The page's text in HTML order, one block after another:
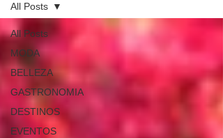
All Posts
MODA
BELLEZA
GASTRONOMIA
DESTINOS
EVENTOS
All Posts